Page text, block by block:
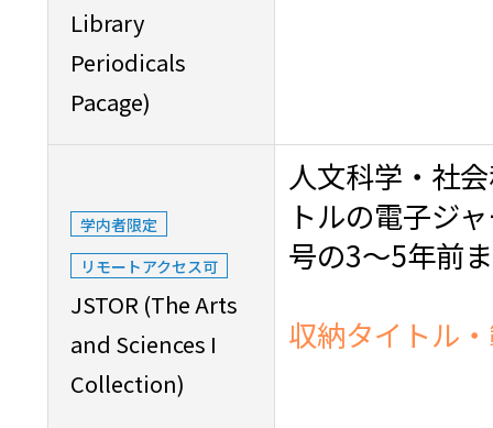
Library
Periodicals
Pacage)
学内者限定
リモートアクセス可
JSTOR (The Arts
and Sciences I
Collection)
人文科学・社
トルの電子ジ
号の3～5年前
収納タイトル